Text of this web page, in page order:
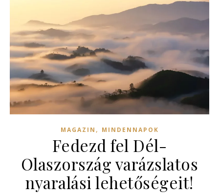
MAGAZIN , MINDENNAPOK
Fedezd fel Dél-
Olaszország varázslatos
nyaralási lehetőségeit!